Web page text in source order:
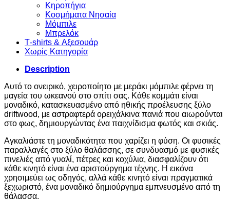
Κηροπήγια
Κοσμήματα Νησαία
Μόμπιλε
Μπρελόκ
Τ-shirts & Αξεσουάρ
Χωρίς Κατηγορία
Description
Αυτό το ονειρικό, χειροποίητο με μεράκι μόμπιλε φέρνει τη
μαγεία του ωκεανού στο σπίτι σας. Κάθε κομμάτι είναι
μοναδικό, κατασκευασμένο από ηθικής προέλευσης ξύλο
driftwood, με αστραφτερά ορειχάλκινα πανιά που αιωρούνται
στο φως, δημιουργώντας ένα παιχνίδισμα φωτός και σκιάς.
Αγκαλιάστε τη μοναδικότητα που χαρίζει η φύση. Οι φυσικές
παραλλαγές στο ξύλο θαλάσσης, σε συνδυασμό με φυσικές
πινελιές από γυαλί, πέτρες και κοχύλια, διασφαλίζουν ότι
κάθε κινητό είναι ένα αριστούργημα τέχνης. Η εικόνα
χρησιμεύει ως οδηγός, αλλά κάθε κινητό είναι πραγματικά
ξεχωριστό, ένα μοναδικό δημιούργημα εμπνευσμένο από τη
θάλασσα.